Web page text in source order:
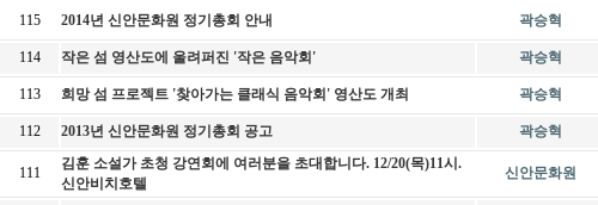
115 2014년 신안문화원 정기총회 안내 곽승혁
114 작은 섬 영산도에 울려퍼진 '작은 음악회' 곽승혁
113 희망 섬 프로젝트 '찾아가는 클래식 음악회' 영산도 개최 곽승혁
112 2013년 신안문화원 정기총회 공고 곽승혁
111
김훈 소설가 초청 강연회에 여러분을 초대합니다. 12/20(목)11시.
신안비치호텔
신안문화원